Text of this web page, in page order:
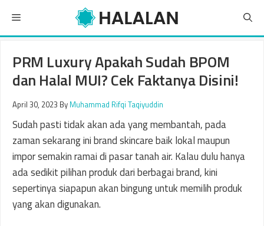
content
Menu
PRM Luxury Apakah Sudah BPOM
dan Halal MUI? Cek Faktanya Disini!
April 30, 2023 By Muhammad Rifqi Taqiyuddin
Sudah pasti tidak akan ada yang membantah, pada
zaman sekarang ini brand skincare baik lokal maupun
impor semakin ramai di pasar tanah air. Kalau dulu hanya
ada sedikit pilihan produk dari berbagai brand, kini
sepertinya siapapun akan bingung untuk memilih produk
yang akan digunakan.